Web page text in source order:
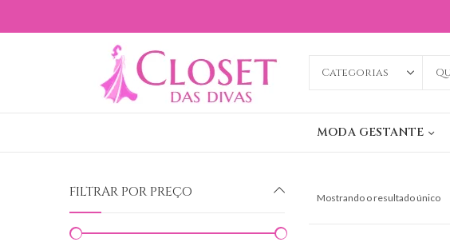
MODA GESTANTE
Mostrando o resultado único
FILTRAR POR PREÇO